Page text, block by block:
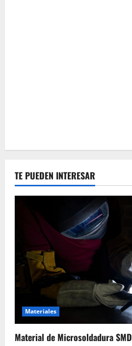
TE PUEDEN INTERESAR
Materiales
Material de Microsoldadura SMD